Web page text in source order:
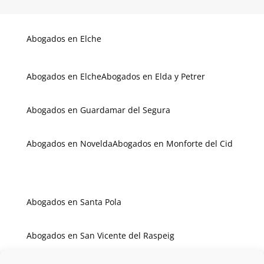
Abogados en Elche
Abogados en ElcheAbogados en Elda y Petrer
Abogados en Guardamar del Segura
Abogados en NoveldaAbogados en Monforte del Cid
Abogados en Santa Pola
Abogados en San Vicente del Raspeig